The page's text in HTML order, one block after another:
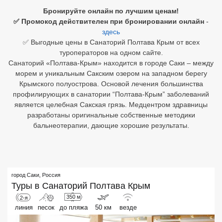
Бронируйте онлайн по лучшим ценам!
✅ Промокод действителен при бронировании онлайн -
здесь
✅ Выгодные цены в Санаторий Полтава Крым от всех
туроператоров на одном сайте.
Санаторий «Полтава-Крым» находится в городе Саки – между
морем и уникальным Сакским озером на западном берегу
Крымского полуострова. Основой лечения большинства
профилирующих в санатории “Полтава-Крым” заболеваний
является целебная Сакская грязь. Медцентром здравницы
разработаны оригинальные собственные методики
бальнеотерапии, дающие хорошие результаты.
город Саки Россия
Туры в Санаторий Полтава Крым
2-я
линия песок
350 м
до пляжа 50 км везде
Египет
Куба
Бали
Вьетнам
Хайнань
Занзибар
Абхазия
Большой Сочи